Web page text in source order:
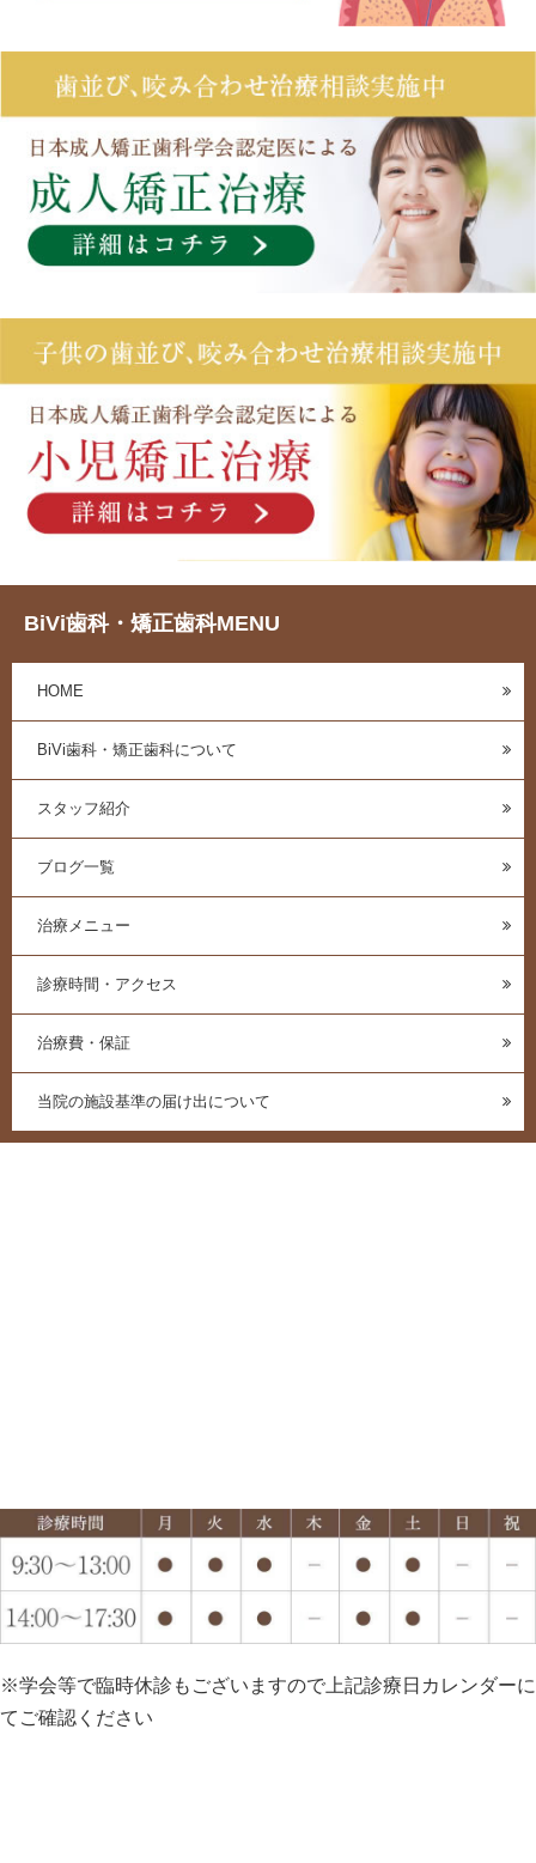
BiVi歯科・矯正歯科MENU
HOME
BiVi歯科・矯正歯科について
スタッフ紹介
ブログ一覧
治療メニュー
診療時間・アクセス
治療費・保証
当院の施設基準の届け出について
※学会等で臨時休診もございますので上記診療日カレンダーに
てご確認ください